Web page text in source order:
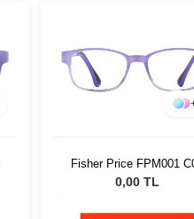
Fisher Price FPM001
0,00 TL